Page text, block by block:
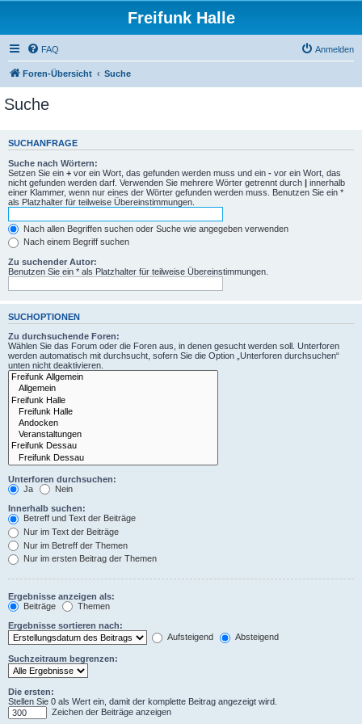
Freifunk Halle
FAQ Anmelden
Foren-Übersicht Suche
Suche
SUCHANFRAGE
Suche nach Wörtern:
Setzen Sie ein + vor ein Wort, das gefunden werden muss und ein - vor ein Wort, das
nicht gefunden werden darf. Verwenden Sie mehrere Wörter getrennt durch | innerhalb
einer Klammer, wenn nur eines der Wörter gefunden werden muss. Benutzen Sie ein *
als Platzhalter für teilweise Übereinstimmungen.
Nach allen Begriffen suchen oder Suche wie angegeben verwenden
Nach einem Begriff suchen
Zu suchender Autor:
Benutzen Sie ein * als Platzhalter für teilweise Übereinstimmungen.
SUCHOPTIONEN
Zu durchsuchende Foren:
Wählen Sie das Forum oder die Foren aus, in denen gesucht werden soll. Unterforen
werden automatisch mit durchsucht, sofern Sie die Option „Unterforen durchsuchen“
unten nicht deaktivieren.
Unterforen durchsuchen:
Ja
Nein
Innerhalb suchen:
Betreff und Text der Beiträge
Nur im Text der Beiträge
Nur im Betreff der Themen
Nur im ersten Beitrag der Themen
Ergebnisse anzeigen als:
Beiträge
Themen
Ergebnisse sortieren nach:
Aufsteigend
Absteigend
Suchzeitraum begrenzen:
Die ersten:
Stellen Sie 0 als Wert ein, damit der komplette Beitrag angezeigt wird.
Zeichen der Beiträge anzeigen